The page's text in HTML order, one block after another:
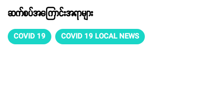
ဆက်စပ်အကြောင်းအရာများ
COVID 19 COVID 19 LOCAL NEWS